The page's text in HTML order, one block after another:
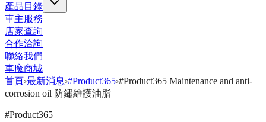
產品目錄
車主服務
店家查詢
合作洽詢
聯絡我們
車魔商城
首頁›最新消息›#Product365›#Product365 Maintenance and anti-
corrosion oil 防鏽維護油脂
#Product365